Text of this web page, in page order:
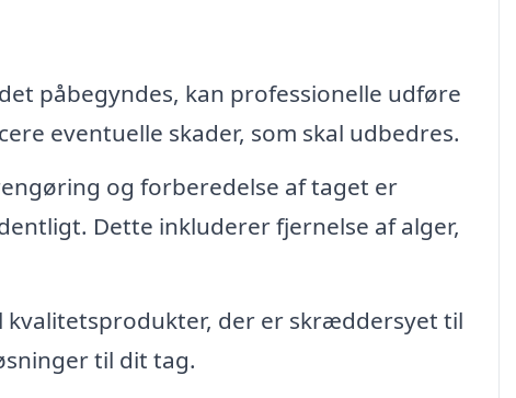
påbegyndes, kan professionelle udføre
eventuelle skader, som skal udbedres.
og forberedelse af taget er
Dette inkluderer fjernelse af alger,
kvalitetsprodukter, der er skræddersyet til
til dit tag.